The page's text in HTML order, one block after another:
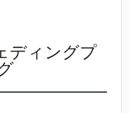
ディングプ